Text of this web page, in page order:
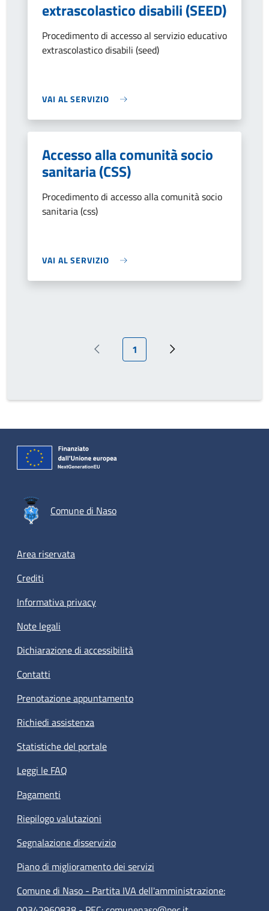
extrascolastico disabili (SEED)
Procedimento di accesso al servizio educativo
extrascolastico disabili (seed)
VAI AL SERVIZIO
Accesso alla comunità socio
sanitaria (CSS)
Procedimento di accesso alla comunità socio
sanitaria (css)
VAI AL SERVIZIO
Pagina precedente
Pagina attuale
1 Prossima pagina
Comune di Naso
Footer menu
Area riservata
Crediti
Informativa privacy
Note legali
Dichiarazione di accessibilità
Contatti
Prenotazione appuntamento
Richiedi assistenza
Statistiche del portale
Leggi le FAQ
Pagamenti
Riepilogo valutazioni
Segnalazione disservizio
Piano di miglioramento dei servizi
Comune di Naso - Partita IVA dell'amministrazione: